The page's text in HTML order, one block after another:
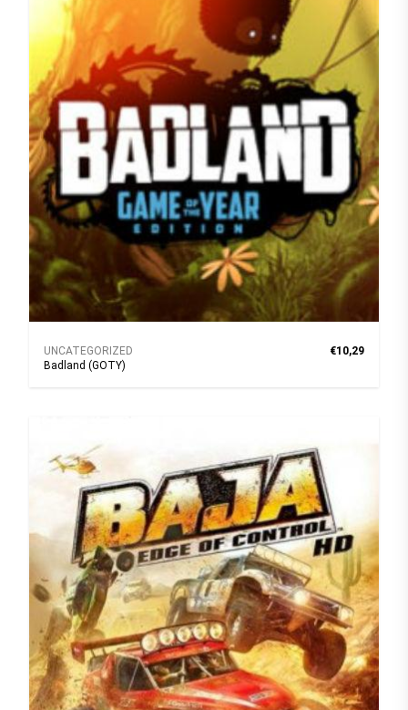
UNCATEGORIZED
Badland (GOTY)
€10,29